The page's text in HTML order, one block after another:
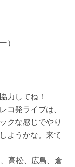
）
力してね！
発ライブは、
な感じでやり
ようかな。来て
高松、広島、倉